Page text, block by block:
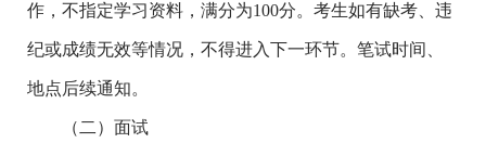
作，不指定学习资料，满分为100分。考生如有缺考、违
纪或成绩无效等情况，不得进入下一环节。笔试时间、
地点后续通知。
（二）面试